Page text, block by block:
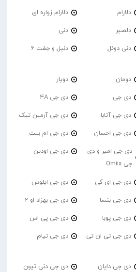
دلارام دلارام زواره ای
دلصیر دنی
دنی دوئل دنیل و جفت 6
دومان دویار
دی جی دی جی 4A
دی جی آتابا دی جی آرمین تیک
دی جی احسان دی جی ام بیت
دی جی امیر و دی
جی Omiix
دی جی اودین
دی جی ای کی دی جی ایلوس
دی جی بنسا دی جی بهزاد او 2
دی جی پوبا دی جی پی اس
دی جی تی ان تی دی جی تیام
دی جی دایان دی جی دنی تیون